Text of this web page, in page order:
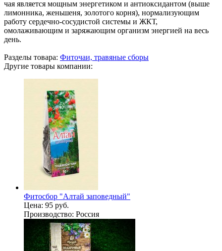
чая является мощным энергетиком и антиоксидантом (выше
лимонника, женьшеня, золотого корня), нормализующим
работу сердечно-сосудистой системы и ЖКТ,
омолаживающим и заряжающим организм энергией на весь
день.
Разделы товара: Фиточаи, травяные сборы
Другие товары компании:
Фитосбор "Алтай заповедный"
Цена: 95 руб.
Производство: Россия